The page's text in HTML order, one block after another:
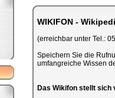
WIKIFON -
(erreichbar unter Tel.:
Speichern Sie die
umfangreiche Wissen
Das Wikifon stellt sich